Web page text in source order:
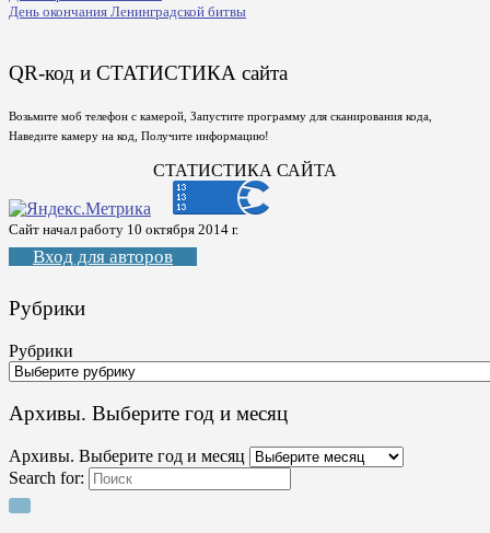
День окончания Ленинградской битвы
QR-код и СТАТИСТИКА сайта
Возьмите моб телефон с камерой, Запустите программу для сканирования кода,
Наведите камеру на код, Получите информацию!
СТАТИСТИКА САЙТА
Сайт начал работу 10 октября 2014 г.
Вход для авторов
Рубрики
Рубрики
Архивы. Выберите год и месяц
Архивы. Выберите год и месяц
Search for: